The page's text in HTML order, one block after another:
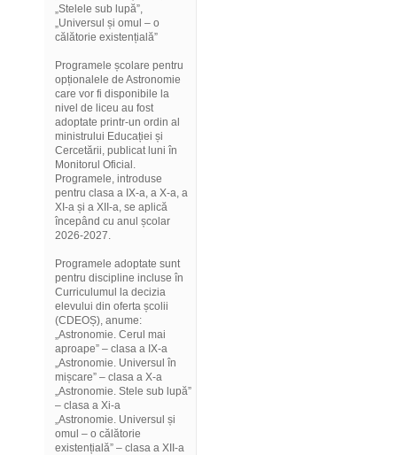
„Stelele sub lupă”,
„Universul și omul – o
călătorie existențială”
Programele școlare pentru
opționalele de Astronomie
care vor fi disponibile la
nivel de liceu au fost
adoptate printr-un ordin al
ministrului Educației și
Cercetării, publicat luni în
Monitorul Oficial.
Programele, introduse
pentru clasa a IX-a, a X-a, a
XI-a și a XII-a, se aplică
începând cu anul școlar
2026-2027.
Programele adoptate sunt
pentru discipline incluse în
Curriculumul la decizia
elevului din oferta școlii
(CDEOȘ), anume:
„Astronomie. Cerul mai
aproape” – clasa a IX-a
„Astronomie. Universul în
mișcare” – clasa a X-a
„Astronomie. Stele sub lupă”
– clasa a Xi-a
„Astronomie. Universul și
omul – o călătorie
existențială” – clasa a XII-a